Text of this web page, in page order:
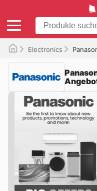
Electronics